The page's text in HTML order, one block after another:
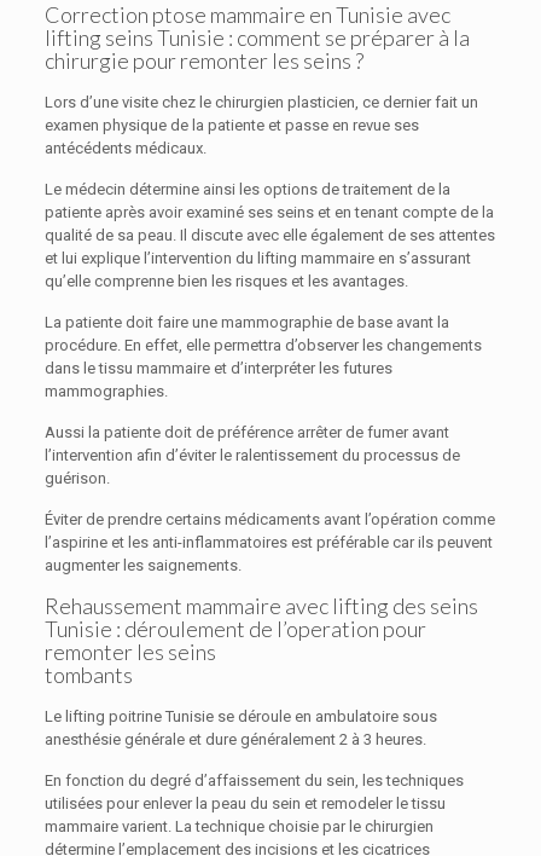
Correction ptose mammaire en Tunisie avec
lifting seins Tunisie : comment se préparer à la
chirurgie pour remonter les seins ?
Lors d’une visite chez le chirurgien plasticien, ce dernier fait un
examen physique de la patiente et passe en revue ses
antécédents médicaux.
Le médecin détermine ainsi les options de traitement de la
patiente après avoir examiné ses seins et en tenant compte de la
qualité de sa peau. Il discute avec elle également de ses attentes
et lui explique l’intervention du lifting mammaire en s’assurant
qu’elle comprenne bien les risques et les avantages.
La patiente doit faire une mammographie de base avant la
procédure. En effet, elle permettra d’observer les changements
dans le tissu mammaire et d’interpréter les futures
mammographies.
Aussi la patiente doit de préférence arrêter de fumer avant
l’intervention afin d’éviter le ralentissement du processus de
guérison.
Éviter de prendre certains médicaments avant l’opération comme
l’aspirine et les anti-inflammatoires est préférable car ils peuvent
augmenter les saignements.
Rehaussement mammaire avec lifting des seins
Tunisie : déroulement de l’operation pour
remonter les seins
tombants
Le lifting poitrine Tunisie se déroule en ambulatoire sous
anesthésie générale et dure généralement 2 à 3 heures.
En fonction du degré d’affaissement du sein, les techniques
utilisées pour enlever la peau du sein et remodeler le tissu
mammaire varient. La technique choisie par le chirurgien
détermine l’emplacement des incisions et les cicatrices